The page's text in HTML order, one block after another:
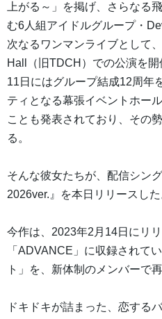
上がる～」を掲げ、さらなる
む6人組アイドルグループ・
次なるワンマンライブとして
Hall（旧TDCH）での公演を
11日にはグループ結成12周年
ティとなる幕張イベントホー
ことも発表されており、その
る。
そんな彼女たちが、配信シン
2026ver.』を本日リリースした
今作は、2023年2月14日にリ
「ADVANCE」に収録されて
ト」を、新体制のメンバーで
ドキドキが詰まった、恋する